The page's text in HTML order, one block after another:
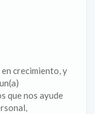
crecimiento, y
que nos ayude